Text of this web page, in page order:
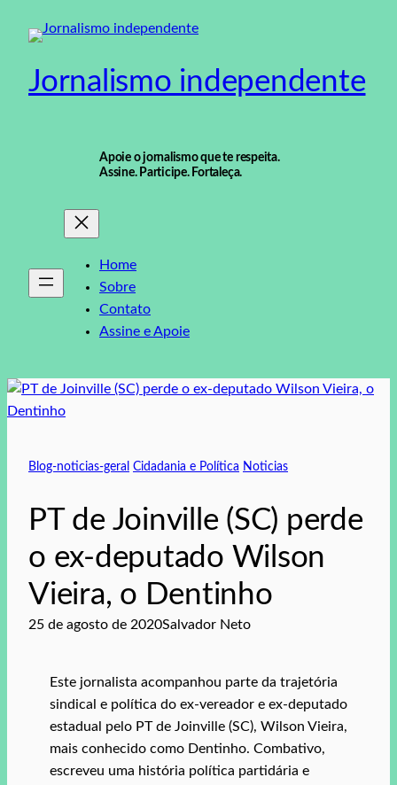
para
conteúdo
Jornalismo independente
Apoie o jornalismo que te respeita.
Assine. Participe. Fortaleça.
Home
Sobre
Contato
Assine e Apoie
Blog-noticias-geral Cidadania e Política Noticias
PT de Joinville (SC) perde
o ex-deputado Wilson
Vieira, o Dentinho
25 de agosto de 2020Salvador Neto
Este jornalista acompanhou parte da trajetória
sindical e política do ex-vereador e ex-deputado
estadual pelo PT de Joinville (SC), Wilson Vieira,
mais conhecido como Dentinho. Combativo,
escreveu uma história política partidária e